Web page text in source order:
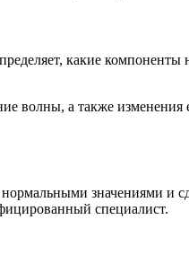
какие компоненты
волны, а также изменения
значениями и
специалист.